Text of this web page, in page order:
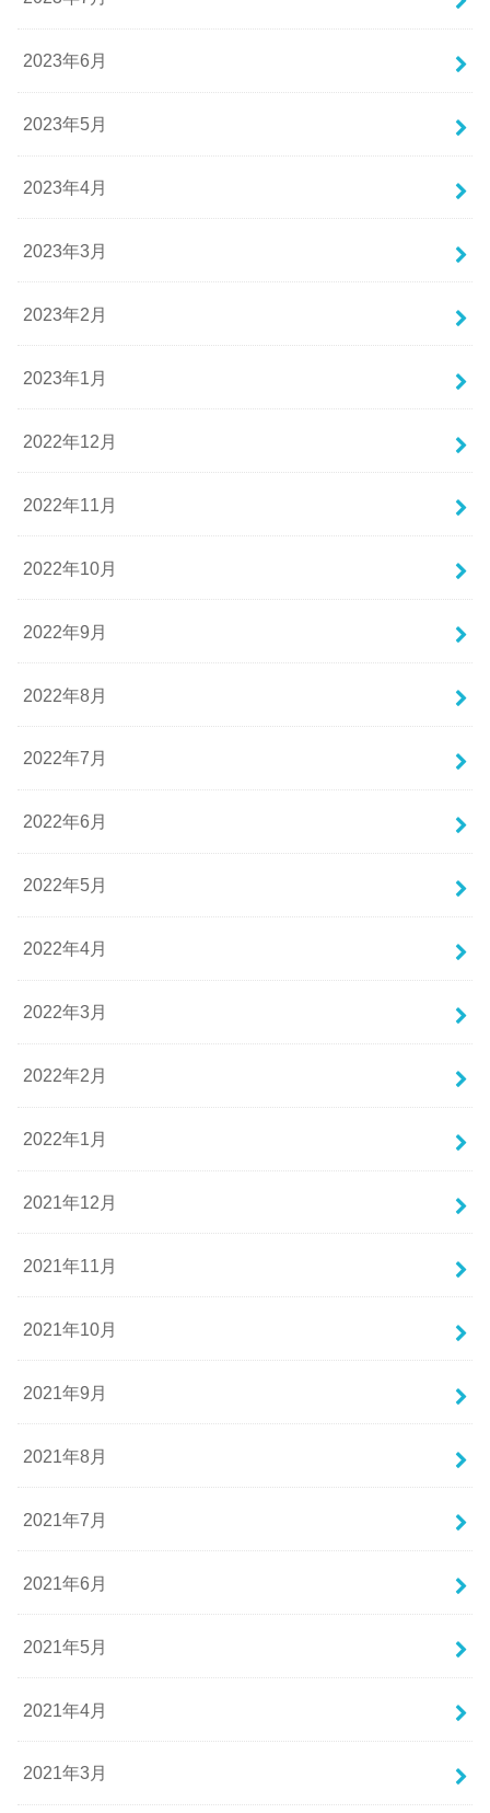
2023年6月
2023年5月
2023年4月
2023年3月
2023年2月
2023年1月
2022年12月
2022年11月
2022年10月
2022年9月
2022年8月
2022年7月
2022年6月
2022年5月
2022年4月
2022年3月
2022年2月
2022年1月
2021年12月
2021年11月
2021年10月
2021年9月
2021年8月
2021年7月
2021年6月
2021年5月
2021年4月
2021年3月